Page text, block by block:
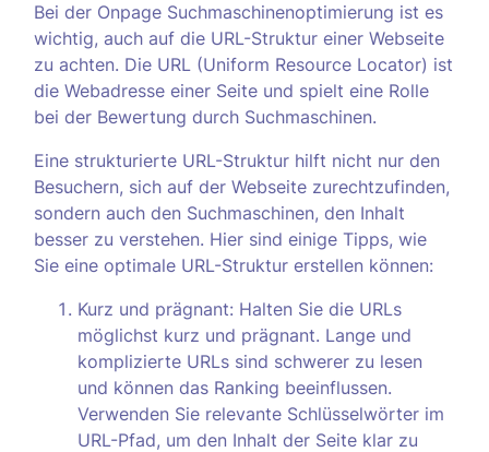
Bei der Onpage Suchmaschinenoptimierung ist es
wichtig, auch auf die URL-Struktur einer Webseite
zu achten. Die URL (Uniform Resource Locator) ist
die Webadresse einer Seite und spielt eine Rolle
bei der Bewertung durch Suchmaschinen.
Eine strukturierte URL-Struktur hilft nicht nur den
Besuchern, sich auf der Webseite zurechtzufinden,
sondern auch den Suchmaschinen, den Inhalt
besser zu verstehen. Hier sind einige Tipps, wie
Sie eine optimale URL-Struktur erstellen können:
Kurz und prägnant: Halten Sie die URLs
möglichst kurz und prägnant. Lange und
komplizierte URLs sind schwerer zu lesen
und können das Ranking beeinflussen.
Verwenden Sie relevante Schlüsselwörter im
URL-Pfad, um den Inhalt der Seite klar zu